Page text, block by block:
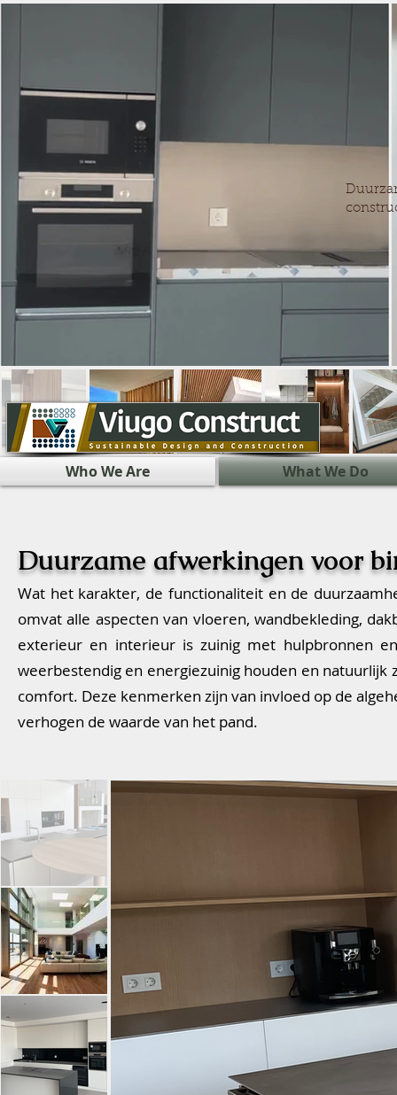
Who We Are What We Do
Duurzame afwerkingen voor
Wat het karakter, de functionaliteit en de
omvat alle aspecten van vloeren, wandbekleding,
exterieur en interieur is zuinig met hulpbronnen
weerbestendig en energiezuinig houden en
comfort. Deze kenmerken zijn van invloed op de
verhogen de waarde van het pand.